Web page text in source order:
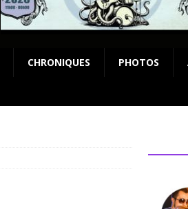
CHRONIQUES PHOTOS